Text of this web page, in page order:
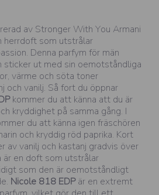
av Stronger With You Armani
herrdoft som utstrålar
Denna parfym för män
ut med sin oemotståndliga
värme och söta toner
och vanilj. Så fort du öppnar
kommer du att känna att du är
kryddighet på samma gång. I
du att känna igen fräschören
och kryddig röd paprika. Kort
av vanilj och kastanj gradvis över
en doft som utstrålar
som den är oemotståndligt
Nicole 818 EDPär en extremt